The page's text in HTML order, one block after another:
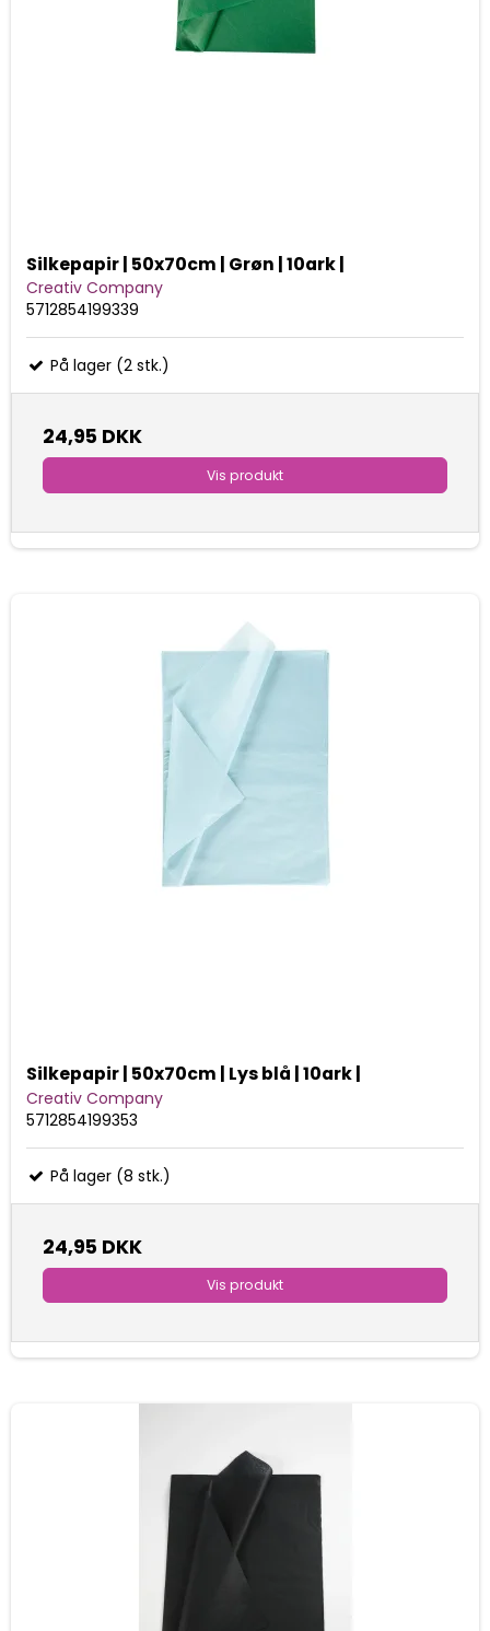
Silkepapir | 50x70cm | Grøn | 10ark |
Creativ Company
5712854199339
På lager (2 stk.)
24,95 DKK
Vis produkt
Silkepapir | 50x70cm | Lys blå | 10ark |
Creativ Company
5712854199353
På lager (8 stk.)
24,95 DKK
Vis produkt